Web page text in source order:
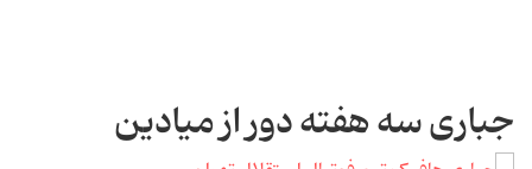
جباری سه هفته دور از میادین